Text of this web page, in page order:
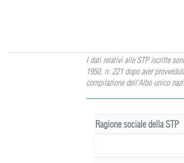
I dati relativi alle STP iscritte
1950, n. 221 dopo aver
compilazione dell'Albo unico
Ragione sociale della STP